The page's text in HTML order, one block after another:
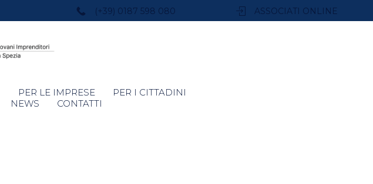
(+39) 0187 598 080 ASSOCIATI ONLINE
PER LE IMPRESE
PER I CITTADINI
NEWS CONTATTI